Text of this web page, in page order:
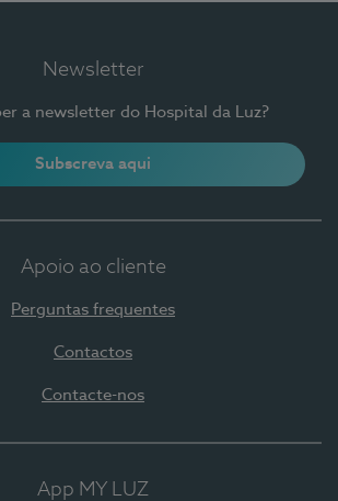
Newsletter
a newsletter do Hospital da Luz?
Subscreva aqui
Apoio ao cliente
Perguntas frequentes
Contactos
Contacte-nos
App MY LUZ